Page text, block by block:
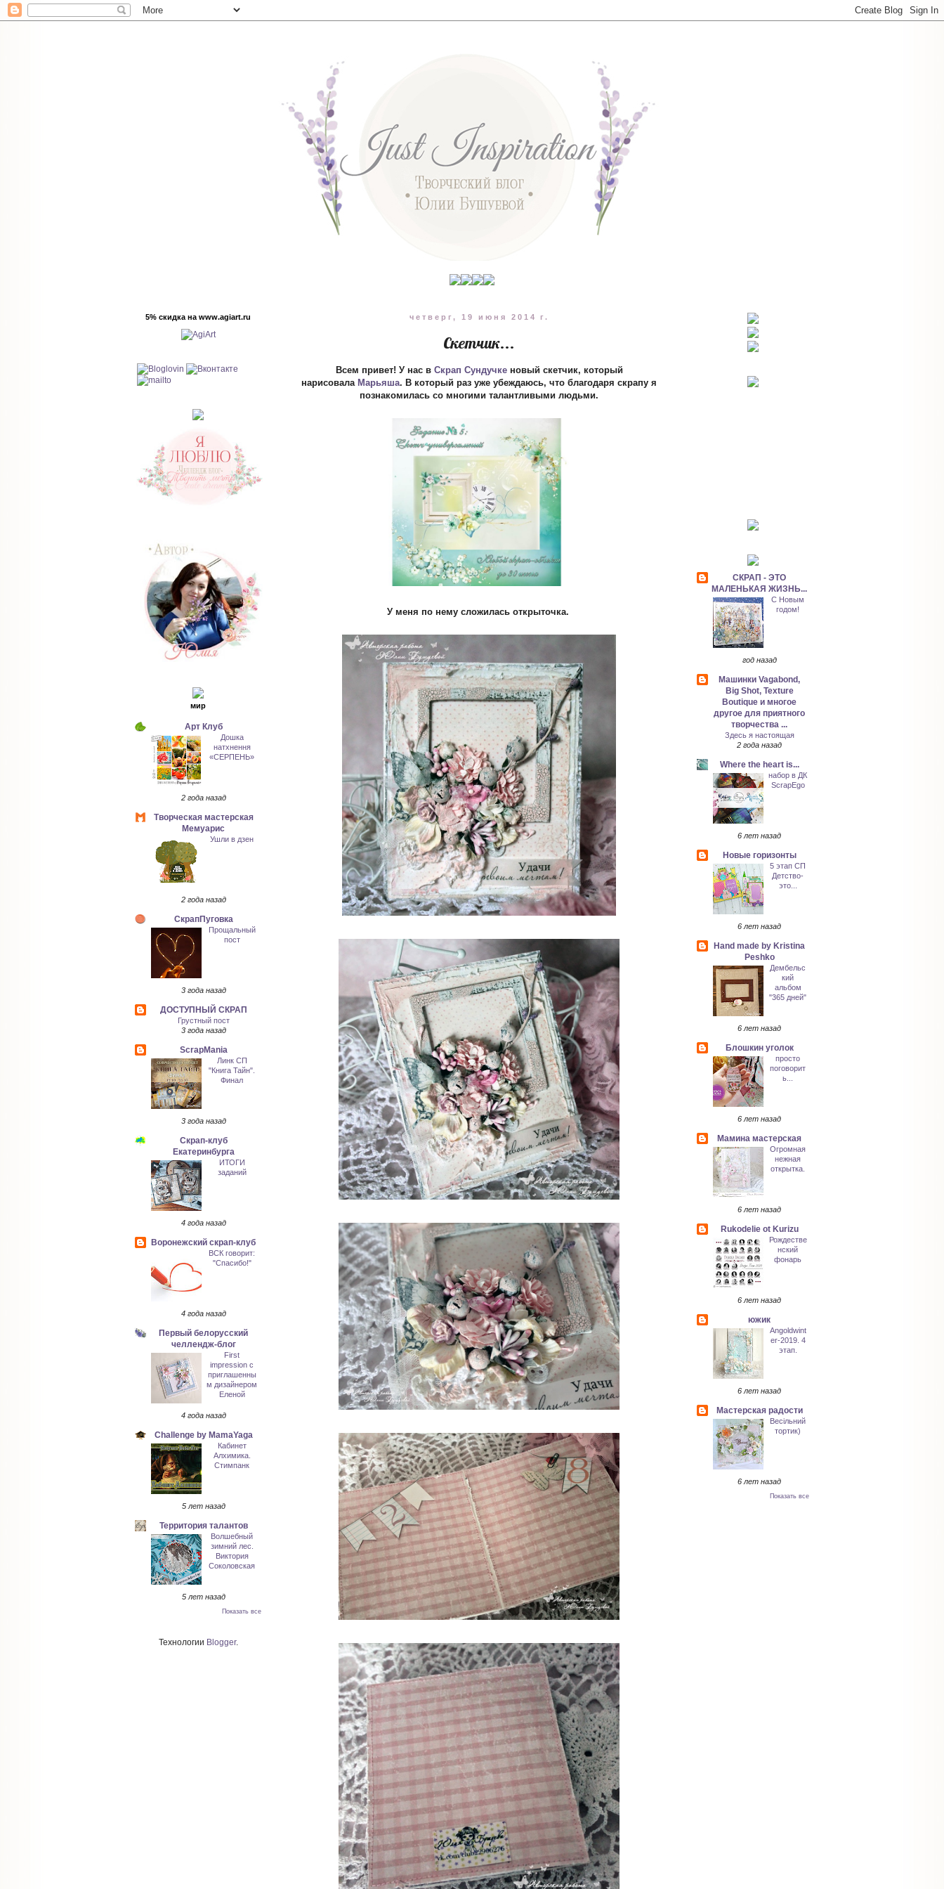
четверг, 19 июня 2014 г.
Скетчик...
Всем привет! У нас в Скрап Сундучкеновый скетчик, который
нарисовала Марьяша. В который раз уже убеждаюсь, что благодаря скрапу я
познакомилась со многими талантливыми людьми.
У меня по нему сложилась открыточка.
5% скидка на www.agiart.ru
мир
Арт Клуб
Дошка
натхнення
«СЕРПЕНЬ»
2 года назад
Творческая мастерская
Мемуарис
Ушли в дзен
2 года назад
СкрапПуговка
Прощальный
пост
3 года назад
ДОСТУПНЫЙ СКРАП
Грустный пост
3 года назад
ScrapMania
Линк СП
"Книга Тайн".
Финал
3 года назад
Скрап-клуб
Екатеринбурга
ИТОГИ
заданий
4 года назад
Воронежский скрап-клуб
ВСК говорит:
"Спасибо!"
4 года назад
Первый белорусский
челлендж-блог
First
impression с
приглашенны
м дизайнером
Еленой
4 года назад
Challenge by MamaYaga
Кабинет
Алхимика.
Стимпанк
5 лет назад
Территория талантов
Волшебный
зимний лес.
Виктория
Соколовская
5 лет назад
Показать все
Технологии Blogger.
СКРАП - ЭТО
МАЛЕНЬКАЯ ЖИЗНЬ...
С Новым
годом!
год назад
Машинки Vagabond,
Big Shot, Texture
Boutique и многое
другое для приятного
творчества ...
Здесь я настоящая
2 года назад
Where the heart is...
набор в ДК
ScrapEgo
6 лет назад
Новые горизонты
5 этап СП
Детство-
это...
6 лет назад
Hand made by Kristina
Peshko
Дембельс
кий
альбом
"365 дней"
6 лет назад
Блошкин уголок
просто
поговорит
ь...
6 лет назад
Мамина мастерская
Огромная
нежная
открытка.
6 лет назад
Rukodelie ot Kurizu
Рождестве
нский
фонарь
6 лет назад
южик
Angoldwint
er-2019. 4
этап.
6 лет назад
Мастерская радости
Весільний
тортик)
6 лет назад
Показать все